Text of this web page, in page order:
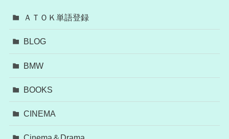
ＡＴＯＫ単語登録
BLOG
BMW
BOOKS
CINEMA